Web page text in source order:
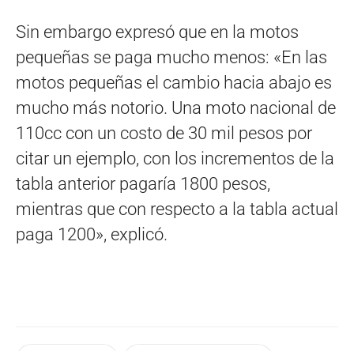
Sin embargo expresó que en la motos
pequeñas se paga mucho menos: «En las
motos pequeñas el cambio hacia abajo es
mucho más notorio. Una moto nacional de
110cc con un costo de 30 mil pesos por
citar un ejemplo, con los incrementos de la
tabla anterior pagaría 1800 pesos,
mientras que con respecto a la tabla actual
paga 1200», explicó.